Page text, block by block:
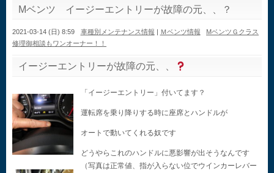
Mベンツ イージーエントリーが故障の元、、？
2021-03-14 (日) 8:59 車種別メンテナンス情報 | Ｍベンツ情報
MベンツＧクラス
修理御相談もワンオーナー！！
イージーエントリーが故障の元、、
「イージーエントリー」付いてます？
運転席を乗り降りする時に座席とハンドルが
オートで動いてくれる奴です
どうやらこれのハンドルに悪影響が出そうなんです
（写真は正常値、指が入らない位でウインカーレバー